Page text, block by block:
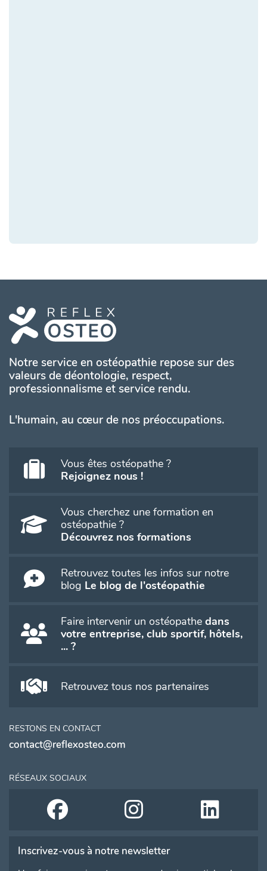
Notre service en ostéopathie repose sur des
valeurs de déontologie, respect,
professionnalisme et service rendu.
L'humain, au cœur de nos préoccupations.
Vous êtes ostéopathe ?
Rejoignez nous !
Vous cherchez une formation en
ostéopathie ?
Découvrez nos formations
Retrouvez toutes les infos sur notre
blog Le blog de l'ostéopathie
Faire intervenir un ostéopathe dans
votre entreprise, club sportif, hôtels,
... ?
Retrouvez tous nos partenaires
RESTONS EN CONTACT
contact@reflexosteo.com
RÉSEAUX SOCIAUX
Inscrivez-vous à notre newsletter